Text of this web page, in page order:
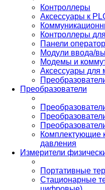
Контроллеры
Аксессуары к
Контроллеры
Панели
Модули ввода/
Модемы и
Аксессуары для
Преобразователи
Комплектующие
давления
Измерители
Портативные
Стационарные